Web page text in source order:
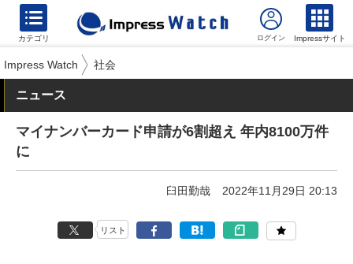
カテゴリ Impressサイト
Impress Watch 社会
ニュース
マイナンバーカード申請が6割超え 年内8100万件
に
臼田勤哉 2022年11月29日 20:13
リスト